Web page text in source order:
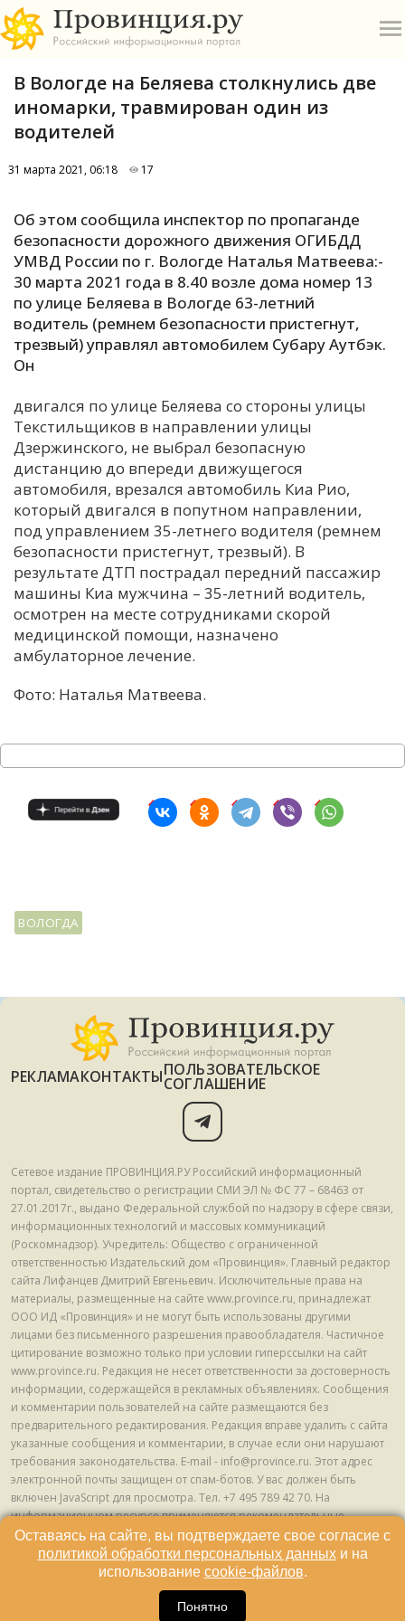
А
Б
В
Е
И
К
М
Н
П
С
Т
У
Я
В Вологде на Беляева столкнулись две
иномарки, травмирован один из
водителей
31 марта 2021, 06:18 17
Об этом сообщила инспектор по пропаганде
безопасности дорожного движения ОГИБДД
УМВД России по г. Вологде Наталья Матвеева:-
30 марта 2021 года в 8.40 возле дома номер 13
по улице Беляева в Вологде 63-летний
водитель (ремнем безопасности пристегнут,
трезвый) управлял автомобилем Субару Аутбэк.
Он
двигался по улице Беляева со стороны улицы
Текстильщиков в направлении улицы
Дзержинского, не выбрал безопасную
дистанцию до впереди движущегося
автомобиля, врезался автомобиль Киа Рио,
который двигался в попутном направлении,
под управлением 35-летнего водителя (ремнем
безопасности пристегнут, трезвый). В
результате ДТП пострадал передний пассажир
машины Киа мужчина – 35-летний водитель,
осмотрен на месте сотрудниками скорой
медицинской помощи, назначено
амбулаторное лечение.
Фото: Наталья Матвеева.
ВОЛОГДА
РЕКЛАМАКОНТАКТЫПОЛЬЗОВАТЕЛЬСКОЕ
СОГЛАШЕНИЕ
Сетевое издание ПРОВИНЦИЯ.РУ Российский информационный
портал, свидетельство о регистрации СМИ ЭЛ № ФС 77 – 68463 от
27.01.2017г., выдано Федеральной службой по надзору в сфере связи,
информационных технологий и массовых коммуникаций
(Роскомнадзор). Учредитель: Общество с ограниченной
ответственностью Издательский дом «Провинция». Главный редактор
сайта Лифанцев Дмитрий Евгеньевич. Исключительные права на
материалы, размещенные на сайте www.province.ru, принадлежат
ООО ИД «Провинция» и не могут быть использованы другими
лицами без письменного разрешения правообладателя. Частичное
цитирование возможно только при условии гиперссылки на сайт
www.province.ru. Редакция не несет ответственности за достоверность
информации, содержащейся в рекламных объявлениях. Сообщения
и комментарии пользователей на сайте размещаются без
предварительного редактирования. Редакция вправе удалить с сайта
указанные сообщения и комментарии, в случае если они нарушают
требования законодательства. E-mail - info@province.ru. Этот адрес
электронной почты защищен от спам-ботов. У вас должен быть
включен JavaScript для просмотра. Tел. +7 495 789 42 70. На
информационном ресурсе применяются рекомендательные
технологии (информационные технологии предоставления
информации на основе сбора, систематизации и анализа сведений,
относящихся к предпочтениям пользователей сети "Интернет",
находящихся на территории Российской Федерации) © ООО ИД
Оставаясь на сайте, вы подтверждаете свое согласие с
политикой обработки персональных данныхи на
использование cookie-файлов.
Понятно